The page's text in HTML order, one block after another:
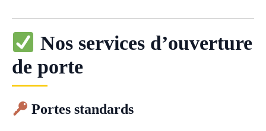
Nos services d’ouverture
de porte
Portes standards